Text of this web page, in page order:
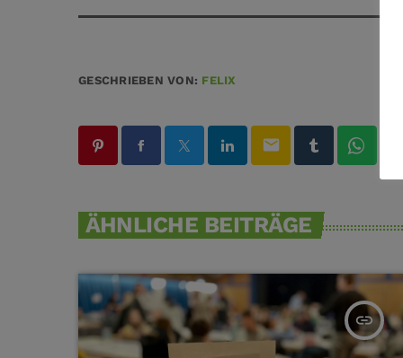
GESCHRIEBEN VON: FELIX
email
ÄHNLICHE BEITRÄGE
insert_link